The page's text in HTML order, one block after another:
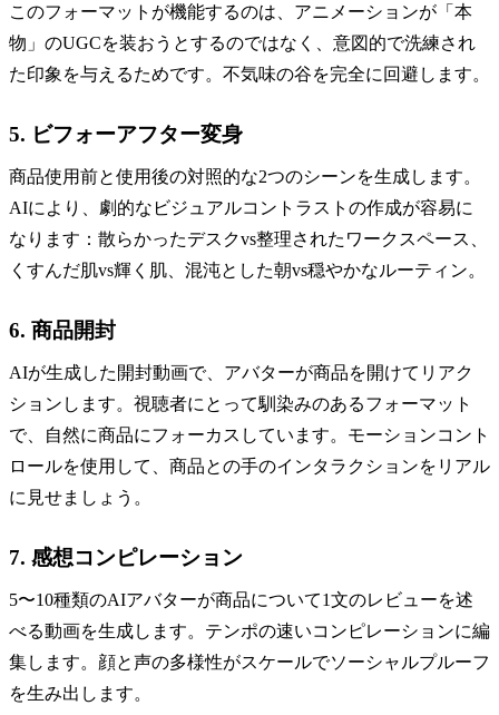
このフォーマットが機能するのは、アニメーションが「本
物」のUGCを装おうとするのではなく、意図的で洗練され
た印象を与えるためです。不気味の谷を完全に回避します。
5. ビフォーアフター変身
商品使用前と使用後の対照的な2つのシーンを生成します。
AIにより、劇的なビジュアルコントラストの作成が容易に
なります：散らかったデスクvs整理されたワークスペース、
くすんだ肌vs輝く肌、混沌とした朝vs穏やかなルーティン。
6. 商品開封
AIが生成した開封動画で、アバターが商品を開けてリアク
ションします。視聴者にとって馴染みのあるフォーマット
で、自然に商品にフォーカスしています。モーションコント
ロールを使用して、商品との手のインタラクションをリアル
に見せましょう。
7. 感想コンピレーション
5〜10種類のAIアバターが商品について1文のレビューを述
べる動画を生成します。テンポの速いコンピレーションに編
集します。顔と声の多様性がスケールでソーシャルプルーフ
を生み出します。